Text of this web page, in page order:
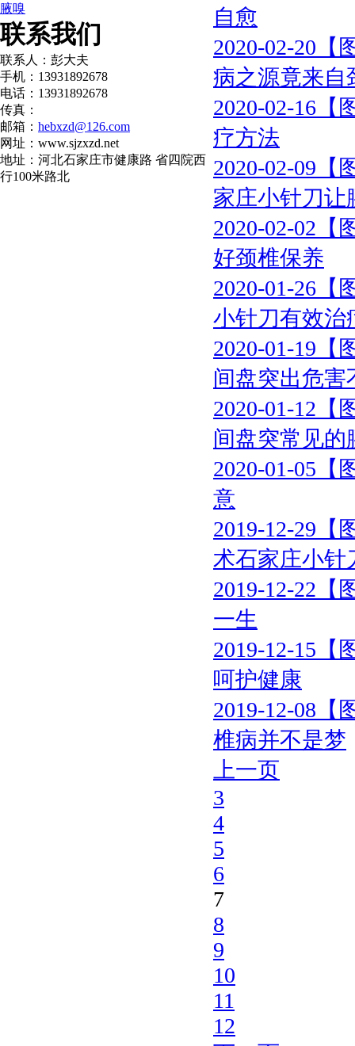
腋嗅
联系我们
联系人：彭大夫
手机：13931892678
电话：13931892678
传真：
邮箱： hebxzd@126.com
网址：www.sjzxzd.net
地址：河北石家庄市健康路 省四院西
行100米路北
自愈
2020-02-20 【
病之源竟来自
2020-02-16 【
疗方法
2020-02-09 【
家庄小针刀让
2020-02-02 【
好颈椎保养
2020-01-26 【
小针刀有效治
2020-01-19 【
间盘突出危害
2020-01-12 【
间盘突常见的
2020-01-05 【
意
2019-12-29 【
术石家庄小针
2019-12-22 【
一生
2019-12-15 【
呵护健康
2019-12-08 【
椎病并不是梦
上一页
3
4
5
6
7
8
9
10
11
12